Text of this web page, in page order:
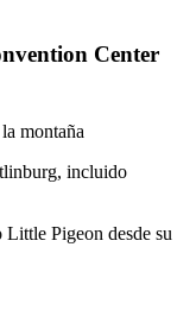
Center
montaña
incluido
Pigeon desde su